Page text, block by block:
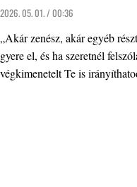
2026. 05. 01. / 00:36
„Akár zenész, akár egyéb
gyere el, és ha szeretnél
végkimenetelt Te is